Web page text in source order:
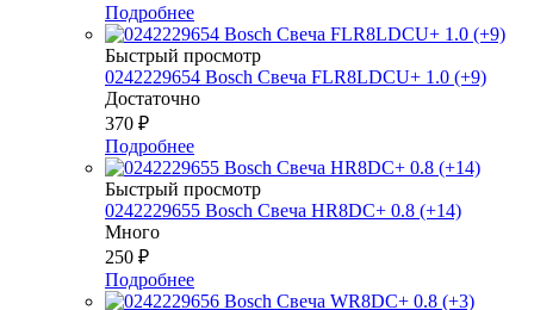
Подробнее
Быстрый просмотр
0242229654 Bosch Свеча FLR8LDCU+ 1.0 (+9)
Достаточно
370 ₽
Подробнее
Быстрый просмотр
0242229655 Bosch Свеча HR8DC+ 0.8 (+14)
Много
250 ₽
Подробнее